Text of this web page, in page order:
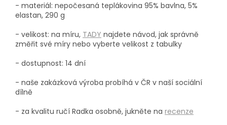
- materiál: nepočesaná teplákovina 95% bavlna, 5%
elastan, 290 g
- velikost: na míru, TADY najdete návod, jak správně
změřit své míry nebo vyberte velikost z tabulky
- dostupnost: 14 dní
- naše zakázková výroba probíhá v ČR v naší sociální
dílně
- za kvalitu ručí Radka osobně, jukněte na recenze